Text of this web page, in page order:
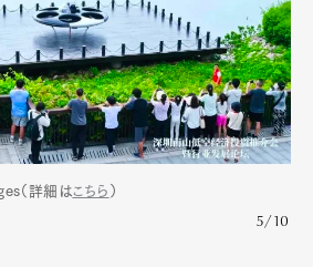
（詳細はこちら ）
5/10